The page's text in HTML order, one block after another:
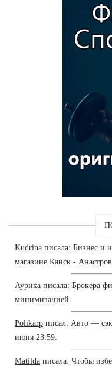
Kudrina писала: Бизнес и
магазине Канск -
Аурика писала: Брокера
минимизацией.
Polikarp писал: Авто —
июня 23:59.
Matilda писала: Чтобы